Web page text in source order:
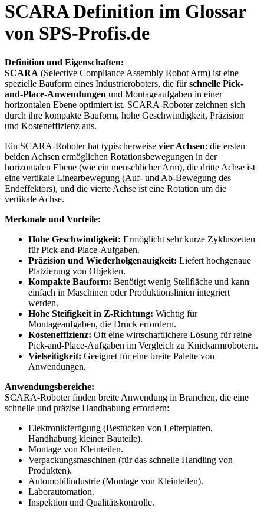
SCARA Definition im Glossar
von SPS-Profis.de
Definition und Eigenschaften:
SCARA (Selective Compliance Assembly Robot Arm) ist eine
spezielle Bauform eines Industrieroboters, die fürschnelle Pick-
and-Place-Anwendungen und Montageaufgaben in einer
horizontalen Ebene optimiert ist. SCARA-Roboter zeichnen sich
durch ihre kompakte Bauform, hohe Geschwindigkeit, Präzision
und Kosteneffizienz aus.
Ein SCARA-Roboter hat typischerweise vier Achsen: die ersten
beiden Achsen ermöglichen Rotationsbewegungen in der
horizontalen Ebene (wie ein menschlicher Arm), die dritte Achse ist
eine vertikale Linearbewegung (Auf- und Ab-Bewegung des
Endeffektors), und die vierte Achse ist eine Rotation um die
vertikale Achse.
Merkmale und Vorteile:
Hohe Geschwindigkeit: Ermöglicht sehr kurze Zykluszeiten
für Pick-and-Place-Aufgaben.
Präzision und Wiederholgenauigkeit: Liefert hochgenaue
Platzierung von Objekten.
Kompakte Bauform: Benötigt wenig Stellfläche und kann
einfach in Maschinen oder Produktionslinien integriert
werden.
Hohe Steifigkeit in Z-Richtung: Wichtig für
Montageaufgaben, die Druck erfordern.
Kosteneffizienz: Oft eine wirtschaftlichere Lösung für reine
Pick-and-Place-Aufgaben im Vergleich zu Knickarmrobotern.
Vielseitigkeit: Geeignet für eine breite Palette von
Anwendungen.
Anwendungsbereiche:
SCARA-Roboter finden breite Anwendung in Branchen, die eine
schnelle und präzise Handhabung erfordern:
Elektronikfertigung (Bestücken von Leiterplatten,
Handhabung kleiner Bauteile).
Montage von Kleinteilen.
Verpackungsmaschinen (für das schnelle Handling von
Produkten).
Automobilindustrie (Montage von Kleinteilen).
Laborautomation.
Inspektion und Qualitätskontrolle.